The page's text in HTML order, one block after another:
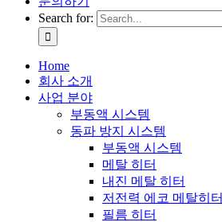
Search for:
Home
회사 소개
사업 분야
부동액 시스템
동파 방지 시스템
부동액 시스템
메탈 히터
내진 메탈 히터
저전력 에코 메탈히터
필름 히터